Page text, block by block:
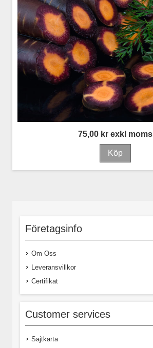
75,00 kr exkl moms
Företagsinfo
Om Oss
Leveransvillkor
Certifikat
Customer services
Sajtkarta